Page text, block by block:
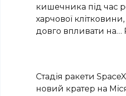
кишечника під час
харчової
довго впливати на…
Стадія ракети
новий кратер на